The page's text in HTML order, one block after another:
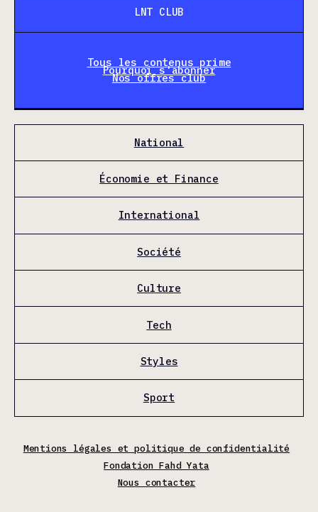
LNT CLUB
Tous les contenus prime
Pourquoi s'abonner
Nos offres club
National
Économie et Finance
International
Société
Culture
Tech
Styles
Sport
Mentions légales et politique de confidentialité
Fondation Fahd Yata
Nous contacter